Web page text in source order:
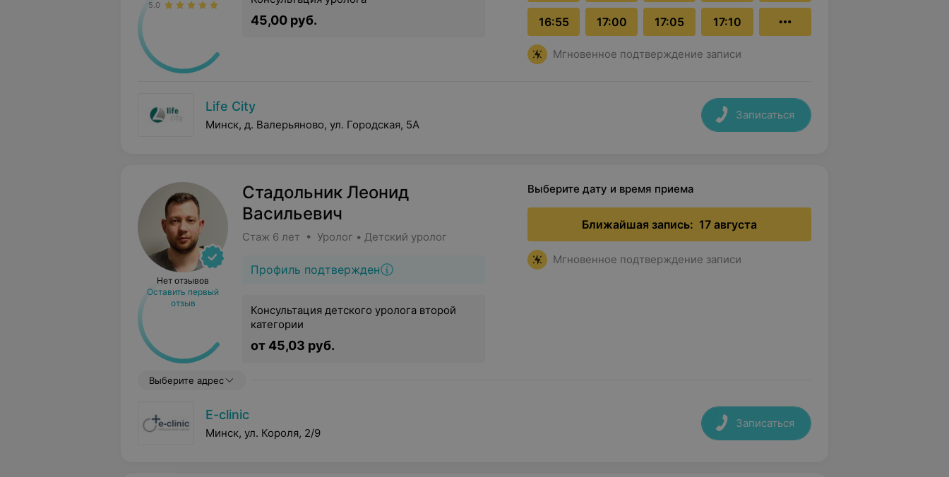
5.0
45,00 руб. 16:55 17:00 17:05 17:10
Мгновенное подтверждение записи
Life City
Минск, д. Валерьяново, ул. Городская, 5А
Записаться
Стадольник Леонид
Васильевич
Стаж 6 лет • Уролог • Детский уролог
Профиль подтвержден
Нет отзывов
Оставить первый
отзыв
Консультация детского уролога второй
категории
от 45,03 руб.
Выберите дату и время приема
Ближайшая запись: 17 августа
Мгновенное подтверждение записи
Выберите адрес
E-clinic
Минск, ул. Короля, 2/9
Записаться